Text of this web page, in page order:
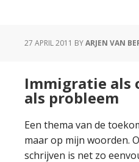
27 APRIL 2011 BYARJEN VAN
Immigratie als
als probleem
Een thema van de
maar op mijn woorden.
schrijven is net zo